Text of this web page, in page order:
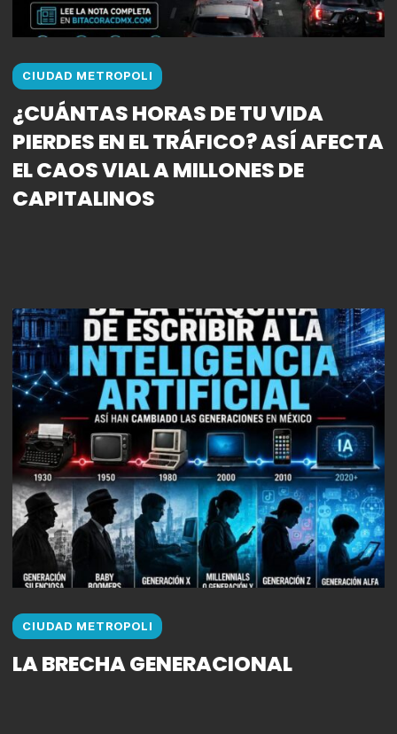
CIUDAD METROPOLI
¿CUÁNTAS HORAS DE TU VIDA
PIERDES EN EL TRÁFICO? ASÍ AFECTA
EL CAOS VIAL A MILLONES DE
CAPITALINOS
CIUDAD METROPOLI
LA BRECHA GENERACIONAL